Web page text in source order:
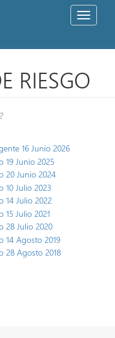
Toggle
RIESGO
16 Junio 2026
19 Junio 2025
20 Junio 2024
10 Julio 2023
14 Julio 2022
15 Julio 2021
28 Julio 2020
14 Agosto 2019
28 Agosto 2018